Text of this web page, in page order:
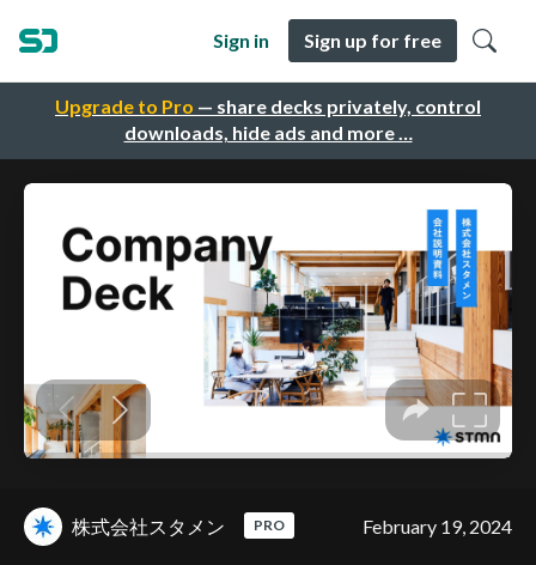
Upgrade to Pro — share decks privately, control
downloads, hide ads and more …
Sign in Sign up for free
株式会社スタメン PRO February 19, 2024